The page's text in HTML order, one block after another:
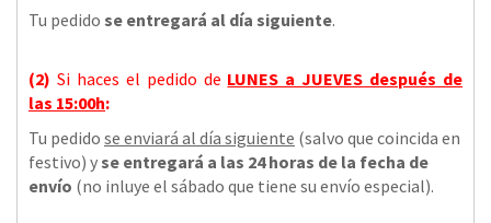
Tu pedido se entregará al día siguiente.
(2) Si haces el pedido de LUNES a JUEVES después de
las 15:00h:
Tu pedido se enviará al día siguiente (salvo que coincida en
festivo) yse entregará a las 24 horas de la fecha de
envío (no inluye el sábado que tiene su envío especial).